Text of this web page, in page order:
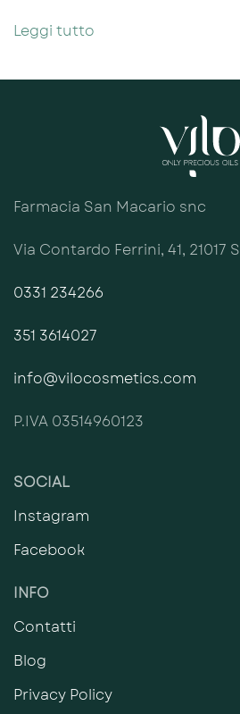
Leggi tutto
Farmacia San Macario snc
Via Contardo Ferrini, 41, 21017
0331 234266
351 3614027
info@vilocosmetics.com
P.IVA 03514960123
SOCIAL
Instagram
Facebook
INFO
Contatti
Blog
Privacy Policy